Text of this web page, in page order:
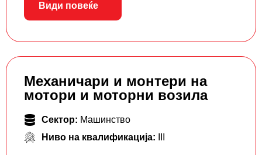
Види повеќе
Механичари и монтери на
мотори и моторни возила
Сектор: Машинство
Ниво на квалификација: